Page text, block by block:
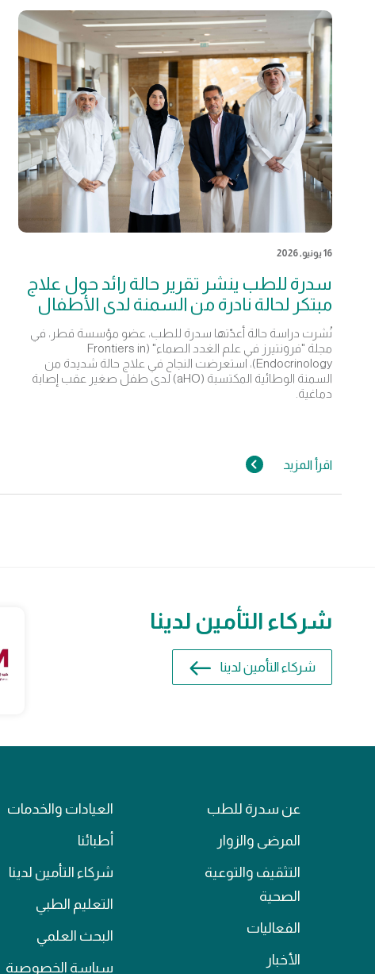
16 يونيو, 2026
سدرة للطب ينشر تقرير حالة رائد حول علاج
مبتكر لحالة نادرة من السمنة لدى الأطفال
نُشرت دراسة حالة أعدّتها سدرة للطب، عضو مؤسسة قطر، في
مجلة "فرونتيرز في علم الغدد الصماء" (Frontiers in
Endocrinology)، استعرضت النجاح في علاج حالة شديدة من
السمنة الوطائية المكتسبة (aHO) لدى طفل صغير عقب إصابة
دماغية.
اقرأ المزيد
شركاء التأمين لدينا
شركاء التأمين لدينا
عن سدرة للطب
المرضى والزوار
التثقيف والتوعية
الصحية
الفعاليات
الأخبار
العيادات والخدمات
أطبائنا
شركاء التأمين لدينا
التعليم الطبي
البحث العلمي
سياسة الخصوصية